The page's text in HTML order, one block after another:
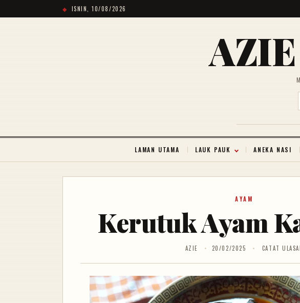
ISNIN, 10/08/2026
LAMAN UTAMA LAUK PAUK ANEKA NASI
AYAM
Kerutuk Ayam
AZIE 20/02/2025 CATAT